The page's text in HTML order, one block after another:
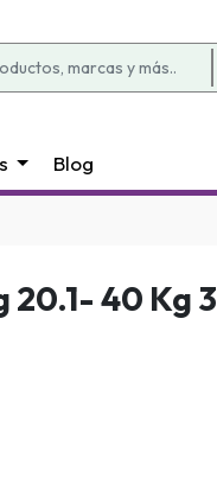
Blog
40 Kg 3